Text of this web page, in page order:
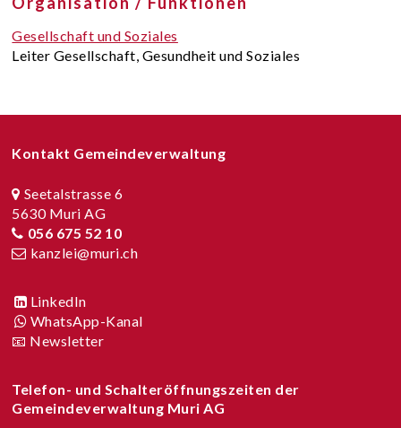
Gesellschaft und Soziales
Leiter Gesellschaft, Gesundheit und Soziales
Kontakt Gemeindeverwaltung
Seetalstrasse 6
5630 Muri AG
056 675 52 10
kanzlei@muri.ch
LinkedIn
WhatsApp-Kanal
📧 Newsletter
Telefon- und Schalteröffnungszeiten der
Gemeindeverwaltung Muri AG